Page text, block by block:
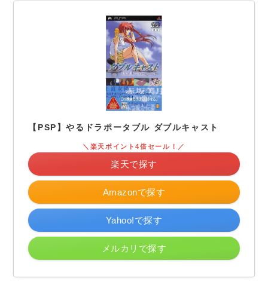
【PSP】やるドラポータブル ダブルキャスト
Amazonで探す
＼楽天ポイント4倍セール！／
楽天で探す
Yahoo!で探す
メルカリで探す